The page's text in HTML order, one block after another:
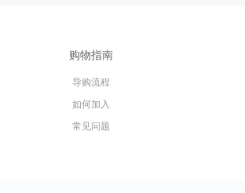
购物指南
导购流程
如何加入
常见问题